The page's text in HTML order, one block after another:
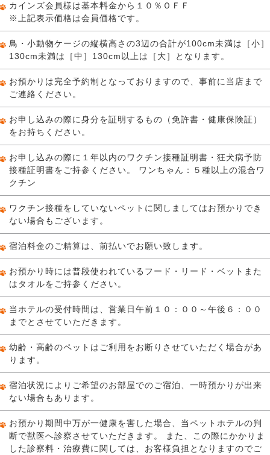
カインズ会員様は基本料金から１０％ＯＦＦ
※上記表示価格は会員価格です。
鳥・小動物ケージの縦横高さの3辺の合計が100cm未満は［小］
130cm未満は［中］130cm以上は［大］となります。
お預かりは完全予約制となっておりますので、事前に当店まで
ご連絡ください。
お申し込みの際に身分を証明するもの（免許書・健康保険証）
をお持ちください。
お申し込みの際に１年以内のワクチン接種証明書・狂犬病予防
接種証明書をご持参ください。 ワンちゃん：５種以上の混合ワ
クチン
ワクチン接種をしていないペットに関しましてはお預かりでき
ない場合もございます。
宿泊料金のご精算は、前払いでお願い致します。
お預かり時には普段使われているフード・リード・ベットまた
はタオルをご持参ください。
当ホテルの受付時間は、営業日午前１０：００～午後６：００
までとさせていただきます。
幼齢・高齢のペットはご利用をお断りさせていただく場合があ
ります。
宿泊状況によりご希望のお部屋でのご宿泊、一時預かりが出来
ない場合もあります。
お預かり期間中万が一健康を害した場合、当ペットホテルの判
断で獣医へ診察させていただきます。 また、この際にかかりま
した診察料・治療費に関しては、お客様負担となりますのでご